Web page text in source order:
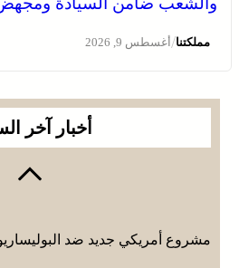
مملكتنا/أغسطس 9, 2026
أخبار آخر
مشروع أمريكي جديد ضد